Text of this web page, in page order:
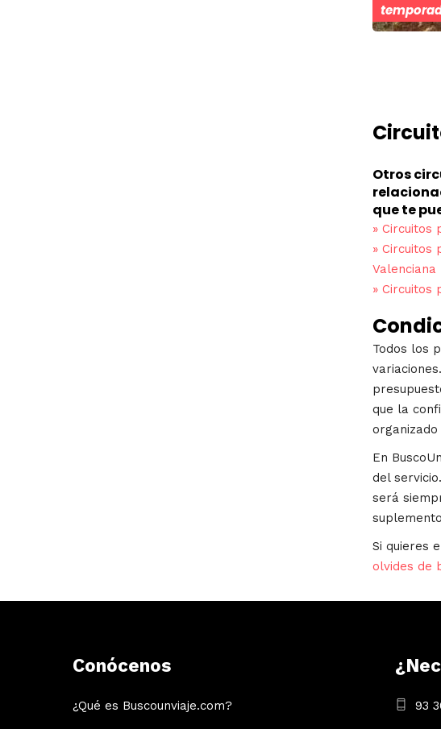
Otros
que te
» Circuitos
» Circuitos
Valenciana
» Circuitos
Todos los
que la
En
del
será
Si quieres
olvides de
Conócenos
¿Qué es Buscounviaje.com? 93